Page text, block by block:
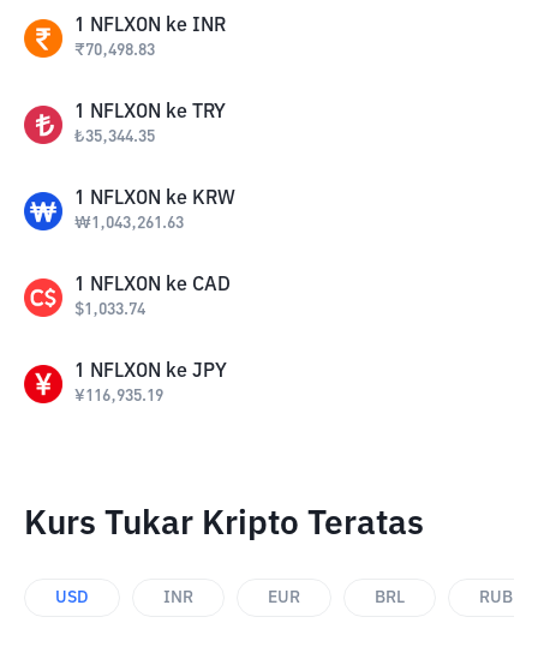
1 NFLXON ke INR
₹70,498.83
1 NFLXON ke TRY
₺35,344.35
1 NFLXON ke KRW
₩1,043,261.63
1 NFLXON ke CAD
$1,033.74
1 NFLXON ke JPY
¥116,935.19
Kurs Tukar Kripto Teratas
USD INR EUR BRL RUB